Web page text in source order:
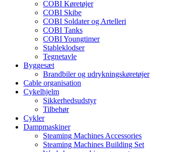
COBI Køretøjer
COBI Skibe
COBI Soldater og Artelleri
COBI Tanks
COBI Youngtimer
Stableklodser
Tegnetavle
Byggesæt
Brandbiler og udrykningskøretøjer
Cable organisation
Cykelhjelm
Sikkerhedsudstyr
Tilbehør
Cykler
Dampmaskiner
Steaming Machines Accessories
Steaming Machines Building Set